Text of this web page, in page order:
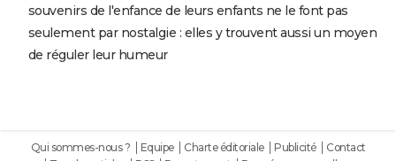
souvenirs de l'enfance de leurs enfants ne le font pas
seulement par nostalgie : elles y trouvent aussi un moyen
de réguler leur humeur
Qui sommes-nous ? Equipe Charte éditoriale Publicité
Contact